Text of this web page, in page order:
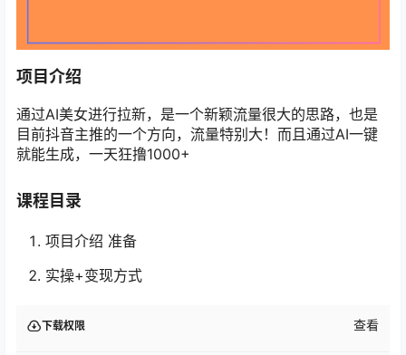
项目介绍
通过AI美女进行拉新，是一个新颖流量很大的思路，也是
目前抖音主推的一个方向，流量特别大！而且通过AI一键
就能生成，一天狂撸1000+
课程目录
项目介绍 准备
实操+变现方式
下载权限 查看